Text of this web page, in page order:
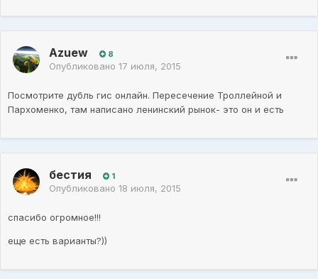
Azuew 8
Опубликовано 17 июля, 2015
Посмотрите дубль гис онлайн. Пересечение Троллейной и
Пархоменко, там написано ленинский рынок- это он и есть
бестия 1
Опубликовано 18 июля, 2015
спасибо огромное!!!
еще есть варианты?))